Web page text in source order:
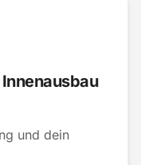
und dein